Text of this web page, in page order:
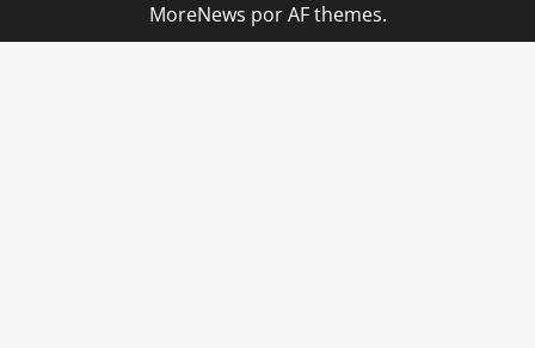
MoreNews por AF themes.